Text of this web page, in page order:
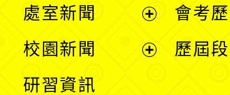
處室新聞
校園新聞
研習資訊
會考
歷屆